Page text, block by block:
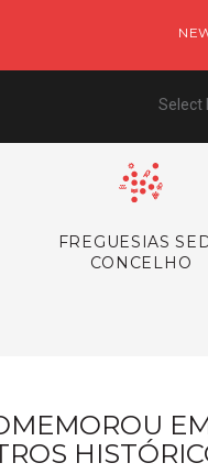
Select
FREGUESIAS
CONCELHO